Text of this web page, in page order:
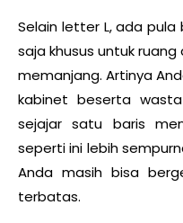
Selain letter L, ada
saja khusus untuk
memanjang. Artinya
kabinet beserta
sejajar satu baris
seperti ini lebih
Anda masih bisa
terbatas.